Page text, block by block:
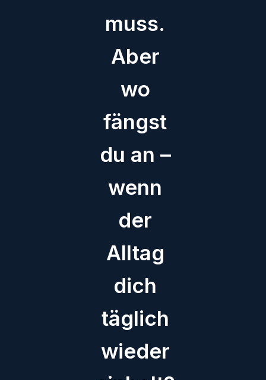
muss.
Aber
wo
fängst
du an –
wenn
der
Alltag
dich
täglich
wieder